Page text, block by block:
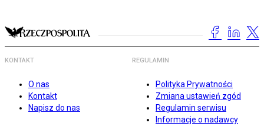
KONTAKT
O nas
Kontakt
Napisz do nas
REGULAMIN
Polityka Prywatności
Zmiana ustawień zgód
Regulamin serwisu
Informacje o nadawcy